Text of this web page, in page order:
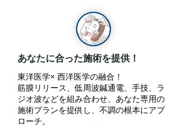
あなたに合った施術を提供！
東洋医学× 西洋医学の融合！
筋膜リリース、低周波鍼通電、手技、ラ
ジオ波などを組み合わせ、あなた専用の
施術プランを提供し、不調の根本にアプ
ローチ。